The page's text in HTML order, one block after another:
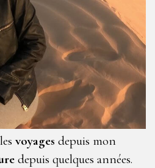
voyages depuis mon
depuis quelques années.